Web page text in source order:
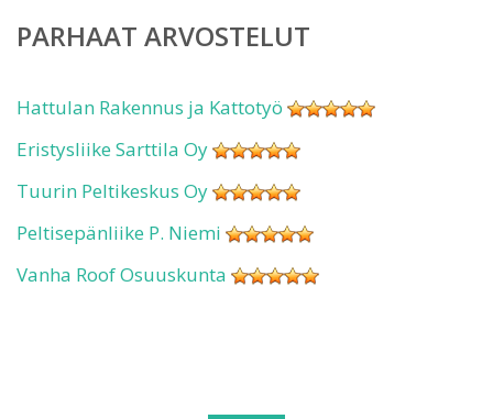
PARHAAT ARVOSTELUT
Hattulan Rakennus ja Kattotyö
Eristysliike Sarttila Oy
Tuurin Peltikeskus Oy
Peltisepänliike P. Niemi
Vanha Roof Osuuskunta